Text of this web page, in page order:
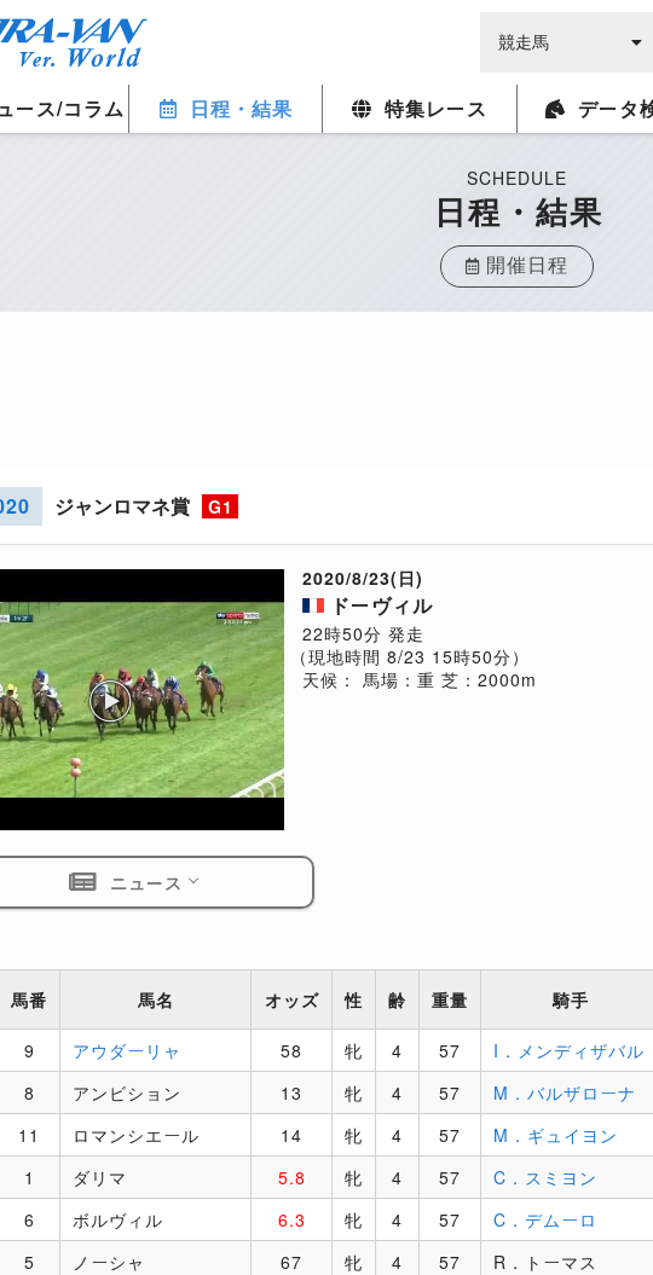
ース/コラム 日程・結果 特集レース データ
SCHEDULE
日程・結果
開催日程
ジャンロマネ賞 G1
2020/8/23(日)
ドーヴィル
22時50分 発走
（現地時間 8/23 15時50分）
天候： 馬場：重 芝：2000m
ニュース
馬番 馬名 オッズ 性 齢 重量 騎手
9 アウダーリャ 58 牝 4 57 I．メンディザバル
8 アンビション 13 牝 4 57 M．バルザローナ
11 ロマンシエール 14 牝 4 57 M．ギュイヨン
1 ダリマ 5.8 牝 4 57 C．スミヨン
6 ボルヴィル 6.3 牝 4 57 C．デムーロ
5 ノーシャ 67 牝 4 57 R．トーマス